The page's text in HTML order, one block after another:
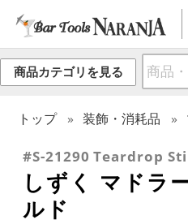
商品カテゴリを見る
トップ 装飾・消耗品
#S-21290 Teardrop
しずく マドラ
ルド